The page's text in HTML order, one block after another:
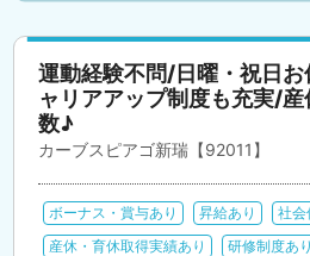
運動経験不問/日曜・祝日
ャリアアップ制度も充実/
数♪
カーブスピアゴ新瑞【92011】
ボーナス・賞与あり 昇給あり
社会
産休・育休取得実績あり
研修制度あり